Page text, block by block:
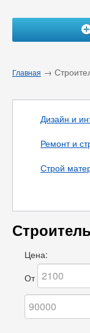
Главная →
Дизайн и
Ремонт и
Строй
Цена:
От